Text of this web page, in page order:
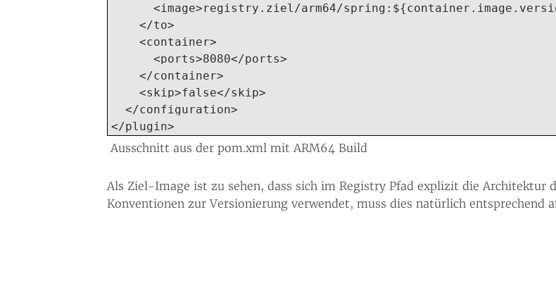
Ausschnitt aus der pom.xml mit ARM64 Build
<image>registry.ziel/arm64/
    </to>
    <container>
      <ports>8080</ports>
    </container>
    <skip>false</skip>
  </configuration>
</plugin>
Als Ziel-Image ist zu sehen, dass sich im Registry Pfad explizit die Architektur
Konventionen zur Versionierung verwendet, muss dies natürlich entsprechend